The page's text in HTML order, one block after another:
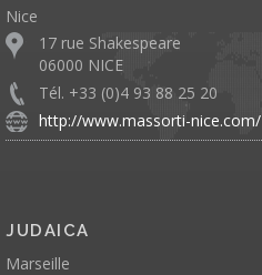
Nice
17 rue Shakespeare
06000 NICE
Tél. +33 (0)4 93 88 25 20
http://www.massorti-nice.com/
JUDAICA
Marseille